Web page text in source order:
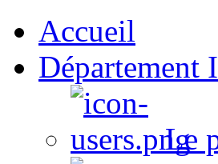
Accueil
Département
Le